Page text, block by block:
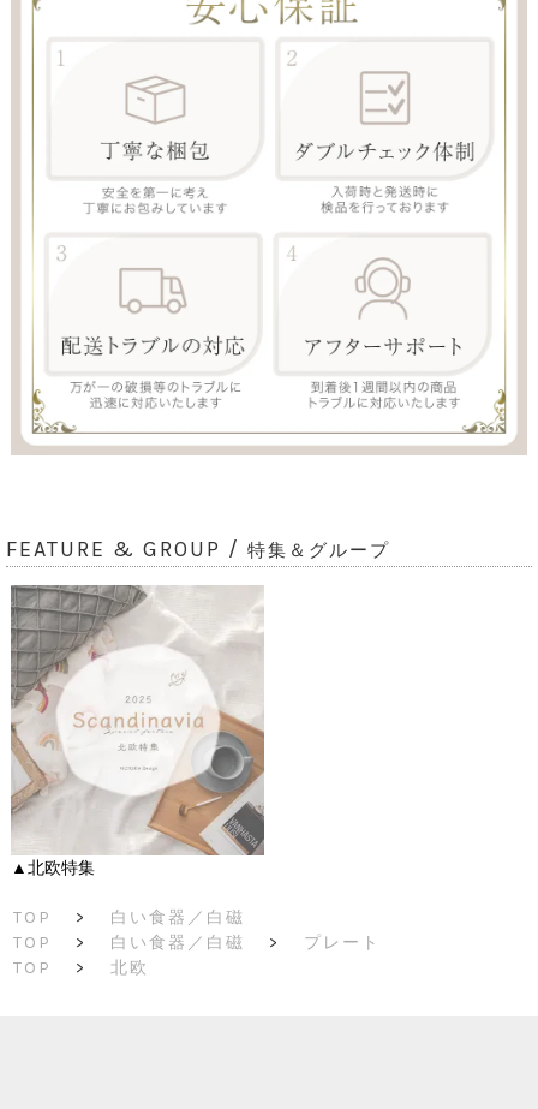
FEATURE & GROUP / 特集＆グループ
▲北欧特集
TOP >
白い食器／白磁
TOP
> 白い食器／白磁 >
プレート
TOP
> 北欧